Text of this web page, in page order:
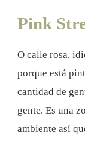
Pink
O calle rosa,
porque está
cantidad de
gente. Es una
ambiente así